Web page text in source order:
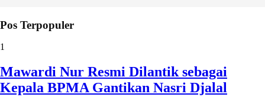
Pos Terpopuler
1
Mawardi Nur Resmi Dilantik sebagai
Kepala BPMA Gantikan Nasri Djalal